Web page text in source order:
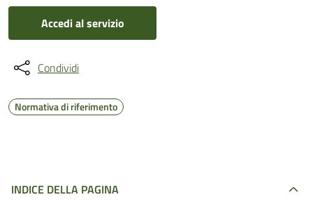
Accedi al servizio
Condividi
Normativa di riferimento
INDICE DELLA PAGINA